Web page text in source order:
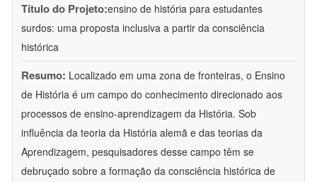
Título do Projeto:ensino de história para estudantes
surdos: uma proposta inclusiva a partir da consciência
histórica
Resumo: Localizado em uma zona de fronteiras, o Ensino
de História é um campo do conhecimento direcionado aos
processos de ensino-aprendizagem da História. Sob
influência da teoria da História alemã e das teorias da
Aprendizagem, pesquisadores desse campo têm se
debruçado sobre a formação da consciência histórica de